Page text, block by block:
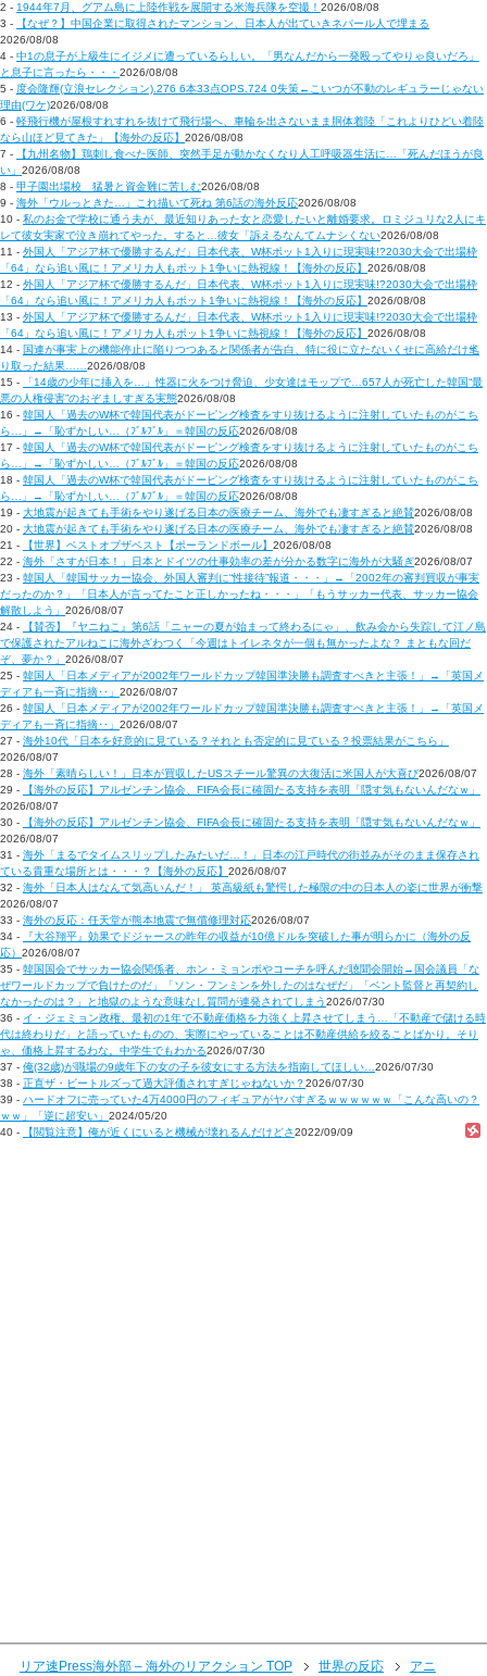
2 - 1944年7月、グアム島に上陸作戦を展開する米海兵隊を空撮！ 2026/08/08
3 -
【なぜ？】中国企業に取得されたマンション、日本人が出ていきネパール人で埋まる
2026/08/08
4 - 中1の息子が上級生にイジメに遭っているらしい。「男なんだから一発殴ってやりゃ良いだろ」
と息子に言ったら・・・ 2026/08/08
5 - 度会隆輝(立浪セレクション).276 6本33点OPS.724 0失策←こいつが不動のレギュラーじゃない
理由(ワケ)2026/08/08
6 - 軽飛行機が屋根すれすれを抜けて飛行場へ、車輪を出さないまま胴体着陸「これよりひどい着陸
なら山ほど見てきた」【海外の反応】 2026/08/08
7 -
【九州名物】鶏刺し食べた医師、突然手足が動かなくなり人工呼吸器生活に…「死んだほうが良
い」 2026/08/08
8 - 甲子園出場校 猛暑と資金難に苦しむ2026/08/08
9 - 海外「ウルっときた…」これ描いて死ね 第6話の海外反応2026/08/08
10 - 私のお金で学校に通う夫が、最近知りあった女と恋愛したいと離婚要求。ロミジュリな2人にキ
レて彼女実家で泣き崩れてやった。すると…彼女「訴えるなんてムナシくない2026/08/08
11 - 外国人「アジア杯で優勝するんだ」日本代表、W杯ポット1入りに現実味!?2030大会で出場枠
「64」なら追い風に！アメリカ人もポット1争いに熱視線！【海外の反応】 2026/08/08
12 - 外国人「アジア杯で優勝するんだ」日本代表、W杯ポット1入りに現実味!?2030大会で出場枠
「64」なら追い風に！アメリカ人もポット1争いに熱視線！【海外の反応】 2026/08/08
13 - 外国人「アジア杯で優勝するんだ」日本代表、W杯ポット1入りに現実味!?2030大会で出場枠
「64」なら追い風に！アメリカ人もポット1争いに熱視線！【海外の反応】 2026/08/08
14 - 国連が事実上の機能停止に陥りつつあると関係者が告白、特に役に立たないくせに高給だけ毟
り取った結果……2026/08/08
15 -
「14歳の少年に挿入を…」性器に火をつけ脅迫、少女達はモップで…657人が死亡した韓国“最
悪の人権侵害”のおぞましすぎる実態2026/08/08
16 - 韓国人「過去のW杯で韓国代表がドーピング検査をすり抜けるように注射していたものがこち
ら…」→「恥ずかしい…（ﾌﾞﾙﾌﾞﾙ」＝韓国の反応2026/08/08
17 - 韓国人「過去のW杯で韓国代表がドーピング検査をすり抜けるように注射していたものがこち
ら…」→「恥ずかしい…（ﾌﾞﾙﾌﾞﾙ」＝韓国の反応2026/08/08
18 - 韓国人「過去のW杯で韓国代表がドーピング検査をすり抜けるように注射していたものがこち
ら…」→「恥ずかしい…（ﾌﾞﾙﾌﾞﾙ」＝韓国の反応2026/08/08
19 - 大地震が起きても手術をやり遂げる日本の医療チーム、海外でも凄すぎると絶賛2026/08/08
20 - 大地震が起きても手術をやり遂げる日本の医療チーム、海外でも凄すぎると絶賛2026/08/08
21 -
【世界】ベストオブザベスト【ポーランドボール】 2026/08/08
22 - 海外「さすが日本！」日本とドイツの仕事効率の差が分かる数字に海外が大騒ぎ2026/08/07
23 - 韓国人「韓国サッカー協会、外国人審判に“性接待”報道・・・」→「2002年の審判買収が事実
だったのか？」「日本人が言ってたこと正しかったね・・・」「もうサッカー代表、サッカー協会
解散しよう」 2026/08/07
24 -
【賛否】『ヤニねこ』第6話「ニャーの夏が始まって終わるにゃ」、飲み会から失踪して江ノ島
で保護されたアルねこに海外ざわつく「今週はトイレネタが一個も無かったよな？ まともな回だ
ぞ、夢か？」 2026/08/07
25 - 韓国人「日本メディアが2002年ワールドカップ韓国準決勝も調査すべきと主張！」→「英国メ
ディアも一斉に指摘‥」 2026/08/07
26 - 韓国人「日本メディアが2002年ワールドカップ韓国準決勝も調査すべきと主張！」→「英国メ
ディアも一斉に指摘‥」 2026/08/07
27 - 海外10代「日本を好意的に見ている？それとも否定的に見ている？投票結果がこちら」
2026/08/07
28 - 海外「素晴らしい！」日本が買収したUSスチール驚異の大復活に米国人が大喜び2026/08/07
29 -
【海外の反応】アルゼンチン協会、FIFA会長に確固たる支持を表明「隠す気もないんだなｗ」
2026/08/07
30 -
【海外の反応】アルゼンチン協会、FIFA会長に確固たる支持を表明「隠す気もないんだなｗ」
2026/08/07
31 - 海外「まるでタイムスリップしたみたいだ…！」日本の江戸時代の街並みがそのまま保存され
ている貴重な場所とは・・・？【海外の反応】 2026/08/07
32 - 海外「日本人はなんて気高いんだ！」 英高級紙も驚愕した極限の中の日本人の姿に世界が衝撃
2026/08/07
33 - 海外の反応：任天堂が熊本地震で無償修理対応2026/08/07
34 -
『大谷翔平』効果でドジャースの昨年の収益が10億ドルを突破した事が明らかに（海外の反
応） 2026/08/07
35 - 韓国国会でサッカー協会関係者、ホン・ミョンボやコーチを呼んだ聴聞会開始→国会議員「な
ぜワールドカップで負けたのだ」「ソン・フンミンを外したのはなぜだ」「ベント監督と再契約し
なかったのは？」と地獄のような意味なし質問が連発されてしまう2026/07/30
36 - イ・ジェミョン政権、最初の1年で不動産価格を力強く上昇させてしまう…「不動産で儲ける時
代は終わりだ」と語っていたものの、実際にやっていることは不動産供給を絞ることばかり。そり
ゃ、価格上昇するわな。中学生でもわかる2026/07/30
37 - 俺(32歳)が職場の9歳年下の女の子を彼女にする方法を指南してほしい…2026/07/30
38 - 正直ザ・ビートルズって過大評価されすぎじゃねないか？2026/07/30
39 - ハードオフに売っていた4万4000円のフィギュアがヤバすぎるｗｗｗｗｗｗ「こんな高いの？
ｗｗ」「逆に超安い」 2024/05/20
40 -
【閲覧注意】俺が近くにいると機械が壊れるんだけどさ2022/09/09
リア速Press海外部 – 海外のリアクション TOP 世界の反応
アニ